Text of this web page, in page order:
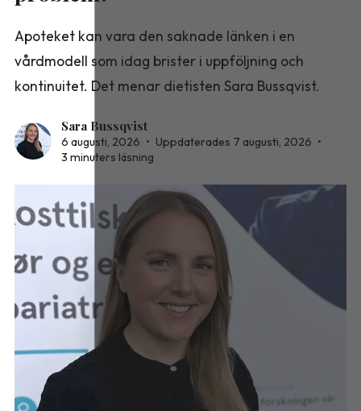
Apoteket kan vara den saknade länken i en
vårdmodell som idag brister i uppföljning och
kontinuitet. Det menar dietisten Sara Bussqvist.
Sara Bussqvist
6 augusti, 2026 • Uppdaterades 7 augusti, 2026 •
3 minuters läsning